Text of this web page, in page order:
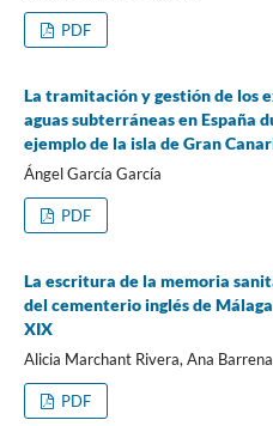
PDF
La tramitación y gestión de los
aguas subterráneas en España
ejemplo de la isla de Gran
Ángel García García
PDF
La escritura de la memoria
del cementerio inglés de
XIX
Alicia Marchant Rivera, Ana
PDF